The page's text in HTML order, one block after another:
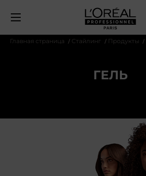
Главная страница Стайлинг Продукты
ГЕЛЬ